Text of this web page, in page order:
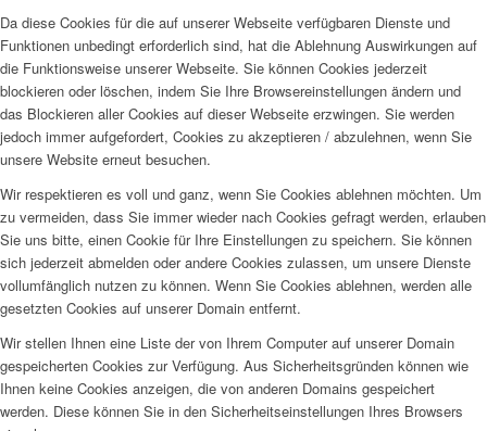
Da diese Cookies für die auf unserer Webseite verfügbaren Dienste und
Funktionen unbedingt erforderlich sind, hat die Ablehnung Auswirkungen auf
die Funktionsweise unserer Webseite. Sie können Cookies jederzeit
blockieren oder löschen, indem Sie Ihre Browsereinstellungen ändern und
das Blockieren aller Cookies auf dieser Webseite erzwingen. Sie werden
jedoch immer aufgefordert, Cookies zu akzeptieren / abzulehnen, wenn Sie
unsere Website erneut besuchen.
Wir respektieren es voll und ganz, wenn Sie Cookies ablehnen möchten. Um
zu vermeiden, dass Sie immer wieder nach Cookies gefragt werden, erlauben
Sie uns bitte, einen Cookie für Ihre Einstellungen zu speichern. Sie können
sich jederzeit abmelden oder andere Cookies zulassen, um unsere Dienste
vollumfänglich nutzen zu können. Wenn Sie Cookies ablehnen, werden alle
gesetzten Cookies auf unserer Domain entfernt.
Wir stellen Ihnen eine Liste der von Ihrem Computer auf unserer Domain
gespeicherten Cookies zur Verfügung. Aus Sicherheitsgründen können wie
Ihnen keine Cookies anzeigen, die von anderen Domains gespeichert
werden. Diese können Sie in den Sicherheitseinstellungen Ihres Browsers